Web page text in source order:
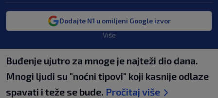
Dodajte N1 u omiljeni Google izvor
Više
Buđenje ujutro za mnoge je najteži dio dana.
Mnogi ljudi su "noćni tipovi" koji kasnije odlaze
spavati i teže se bude. Pročitaj više